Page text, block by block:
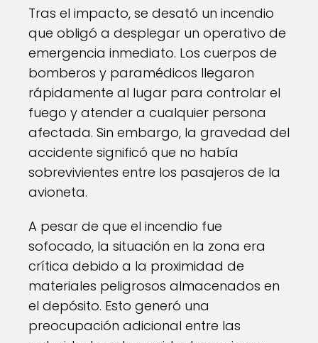
Tras el impacto, se desató un incendio
que obligó a desplegar un operativo de
emergencia inmediato. Los cuerpos de
bomberos y paramédicos llegaron
rápidamente al lugar para controlar el
fuego y atender a cualquier persona
afectada. Sin embargo, la gravedad del
accidente significó que no había
sobrevivientes entre los pasajeros de la
avioneta.
A pesar de que el incendio fue
sofocado, la situación en la zona era
crítica debido a la proximidad de
materiales peligrosos almacenados en
el depósito. Esto generó una
preocupación adicional entre las